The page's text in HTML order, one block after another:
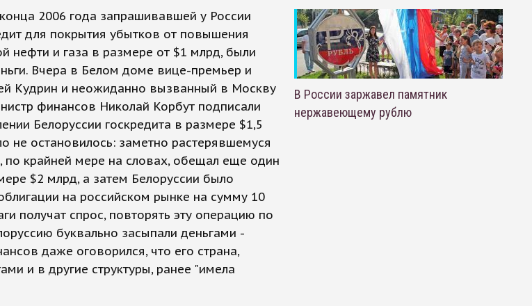
2006 года запрашивавшей у России
для покрытия убытков от повышения
нефти и газа в размере от $1 млрд, были
Вчера в Белом доме вице-премьер и
Кудрин и неожиданно вызванный в Москву
финансов Николай Корбут подписали
Белоруссии госкредита в размере $1,5
не остановилось: заметно растерявшемуся
по крайней мере на словах, обещал еще один
$2 млрд, а затем Белоруссии было
на российском рынке на сумму 10
получат спрос, повторять эту операцию по
буквально засыпали деньгами -
даже оговорился, что его страна,
и в другие структуры, ранее "имела
В России заржавел памятник
нержавеющему рублю